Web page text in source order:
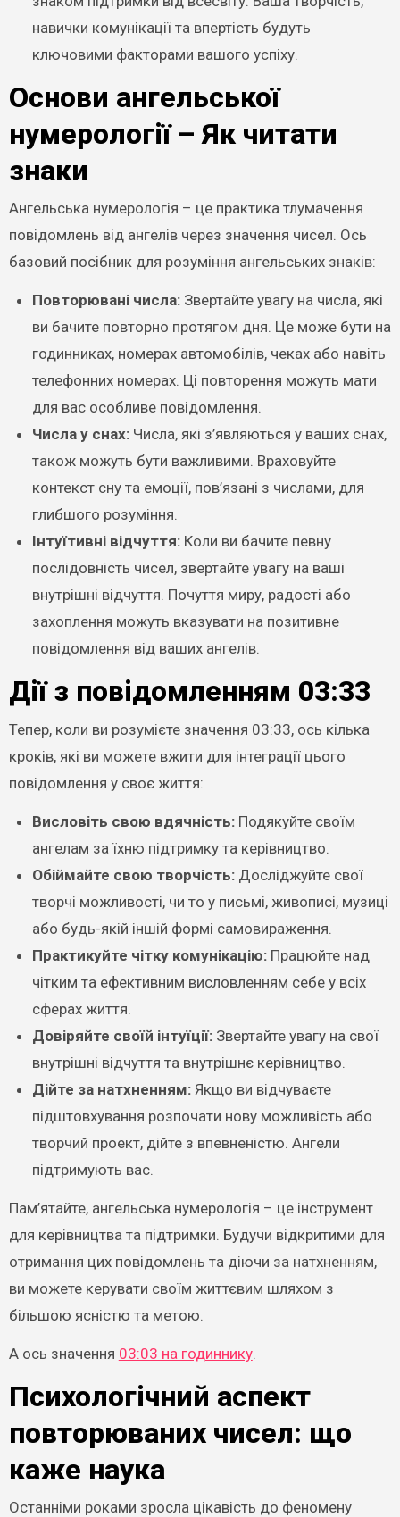
навички комунікації та впертість будуть
ключовими факторами вашого успіху.
Основи ангельської
нумерології – Як читати
знаки
Ангельська нумерологія – це практика тлумачення
повідомлень від ангелів через значення чисел. Ось
базовий посібник для розуміння ангельських знаків:
Повторювані числа:Звертайте увагу на числа, які
ви бачите повторно протягом дня. Це може бути на
годинниках, номерах автомобілів, чеках або навіть
телефонних номерах. Ці повторення можуть мати
для вас особливе повідомлення.
Числа у снах:Числа, які з’являються у ваших снах,
також можуть бути важливими. Враховуйте
контекст сну та емоції, пов’язані з числами, для
глибшого розуміння.
Інтуїтивні відчуття:Коли ви бачите певну
послідовність чисел, звертайте увагу на ваші
внутрішні відчуття. Почуття миру, радості або
захоплення можуть вказувати на позитивне
повідомлення від ваших ангелів.
Дії з повідомленням 03:33
Тепер, коли ви розумієте значення 03:33, ось кілька
кроків, які ви можете вжити для інтеграції цього
повідомлення у своє життя:
Висловіть свою вдячність:Подякуйте своїм
ангелам за їхню підтримку та керівництво.
Обіймайте свою творчість:Досліджуйте свої
творчі можливості, чи то у письмі, живописі, музиці
або будь-якій іншій формі самовираження.
Практикуйте чітку комунікацію:Працюйте над
чітким та ефективним висловленням себе у всіх
сферах життя.
Довіряйте своїй інтуїції:Звертайте увагу на свої
внутрішні відчуття та внутрішнє керівництво.
Дійте за натхненням:Якщо ви відчуваєте
підштовхування розпочати нову можливість або
творчий проект, дійте з впевненістю. Ангели
підтримують вас.
Пам’ятайте, ангельська нумерологія – це інструмент
для керівництва та підтримки. Будучи відкритими для
отримання цих повідомлень та діючи за натхненням,
ви можете керувати своїм життєвим шляхом з
більшою ясністю та метою.
А ось значення 03:03 на годиннику.
Психологічний аспект
повторюваних чисел: що
каже наука
Останніми роками зросла цікавість до феномену